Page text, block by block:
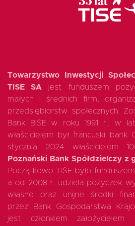
Towarzystwo Inwestycji
TISE SA jest funduszem
małych i średnich firm,
przedsiębiorstw społecznych.
Bank BISE w roku 1991 r., w
właścicielem był francuski bank
stycznia 2024 właścicielem
Poznański Bank Spółdzielczy z
Początkowo TISE było
a od 2008 r. udziela pożyczek
własne oraz unijne środki
przez Bank Gospodarstwa
jest członkiem